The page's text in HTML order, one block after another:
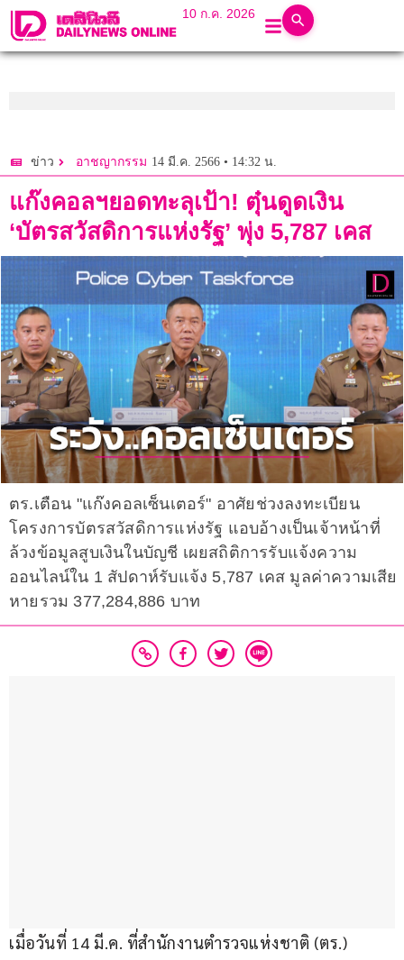
10 ก.ค. 2026
ข่าว อาชญากรรม 14 มี.ค. 2566 • 14:32 น.
แก๊งคอลฯยอดทะลุเป้า! ตุ๋นดูดเงิน
‘บัตรสวัสดิการแห่งรัฐ’ พุ่ง 5,787 เคส
ตร.เตือน "แก๊งคอลเซ็นเตอร์" อาศัยช่วงลงทะเบียน
โครงการบัตรสวัสดิการแห่งรัฐ แอบอ้างเป็นเจ้าหน้าที่
ล้วงข้อมูลสูบเงินในบัญชี เผยสถิติการรับแจ้งความ
ออนไลน์ใน 1 สัปดาห์รับแจ้ง 5,787 เคส มูลค่าความเสีย
หายรวม 377,284,886 บาท
เมื่อวันที่ 14 มี.ค. ที่สำนักงานตำรวจแห่งชาติ (ตร.)